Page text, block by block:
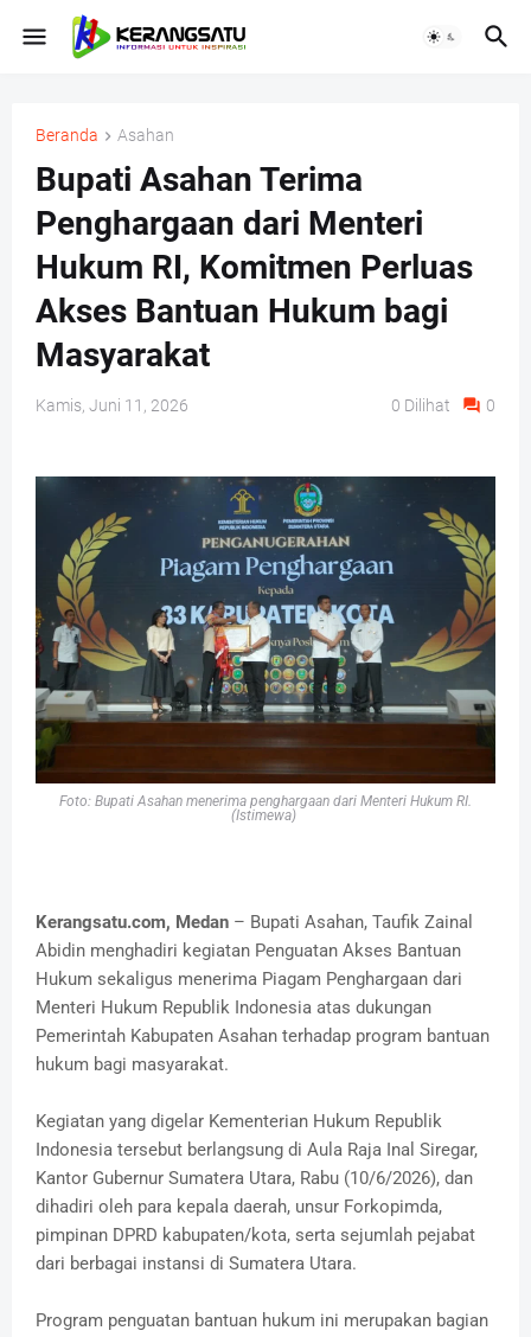
Beranda Asahan
Bupati Asahan Terima
Penghargaan dari Menteri
Hukum RI, Komitmen Perluas
Akses Bantuan Hukum bagi
Masyarakat
Kamis, Juni 11, 2026 0 Dilihat 0
Foto: Bupati Asahan menerima penghargaan dari Menteri Hukum RI.
(Istimewa)
Kerangsatu.com, Medan – Bupati Asahan, Taufik Zainal
Abidin menghadiri kegiatan Penguatan Akses Bantuan
Hukum sekaligus menerima Piagam Penghargaan dari
Menteri Hukum Republik Indonesia atas dukungan
Pemerintah Kabupaten Asahan terhadap program bantuan
hukum bagi masyarakat.
Kegiatan yang digelar Kementerian Hukum Republik
Indonesia tersebut berlangsung di Aula Raja Inal Siregar,
Kantor Gubernur Sumatera Utara, Rabu (10/6/2026), dan
dihadiri oleh para kepala daerah, unsur Forkopimda,
pimpinan DPRD kabupaten/kota, serta sejumlah pejabat
dari berbagai instansi di Sumatera Utara.
Program penguatan bantuan hukum ini merupakan bagian